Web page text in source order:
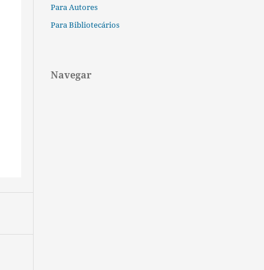
Para Autores
Para Bibliotecários
Navegar